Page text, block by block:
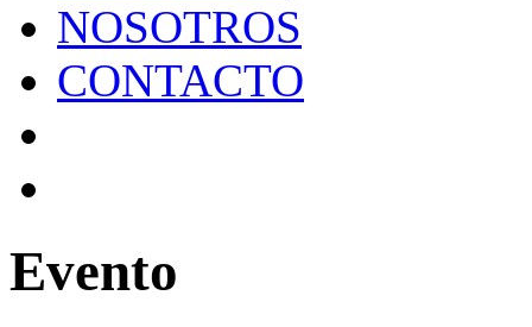
NOSOTROS
CONTACTO
Evento